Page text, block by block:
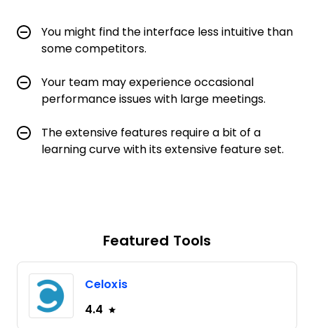
You might find the interface less intuitive than
some competitors.
Your team may experience occasional
performance issues with large meetings.
The extensive features require a bit of a
learning curve with its extensive feature set.
Featured Tools
Celoxis
4.4